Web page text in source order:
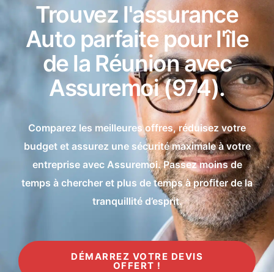
Trouvez l'assurance
Auto parfaite pour l'île
de la Réunion avec
Assuremoi (974).
Comparez les meilleures offres, réduisez votre
budget et assurez une sécurité maximale à votre
entreprise avec Assuremoi. Passez moins de
temps à chercher et plus de temps à profiter de la
tranquillité d’esprit.
DÉMARREZ VOTRE DEVIS
OFFERT !